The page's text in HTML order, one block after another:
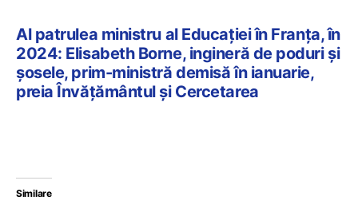
Al patrulea ministru al Educației în Franța, în
2024: Elisabeth Borne, ingineră de poduri și
șosele, prim-ministră demisă în ianuarie,
preia Învățământul și Cercetarea
Similare